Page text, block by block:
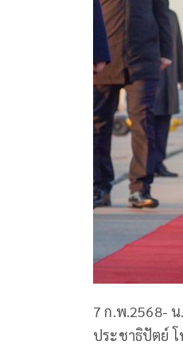
7 ก.พ.2568-
ประชาธิปัตย์